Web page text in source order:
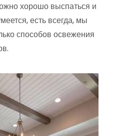
хорошо выспаться и
есть всегда, мы
способов освежения